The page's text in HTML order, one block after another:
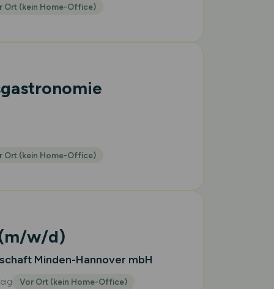
Ort (kein Home-Office)
Ort (kein Home-Office)
w/d)
Minden-Hannover mbH
Vor Ort (kein Home-Office)